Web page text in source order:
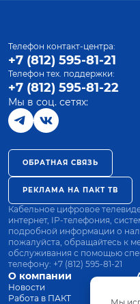
О компании
Новости
Работа в ПАКТ
Телефон контакт-центра:
+7 (812) 595-81-21
Телефон тех. поддержки:
+7 (812) 595-81-22
Мы в соц. сетях:
ОБРАТНАЯ СВЯЗЬ
РЕКЛАМА НА ПАКТ ТВ
Кабельное цифровое
интернет, IP-телефония,
подробной информации о
пожалуйста, обращайтесь к
обслуживания с помощью
телефону: +7 (812) 595-81-21